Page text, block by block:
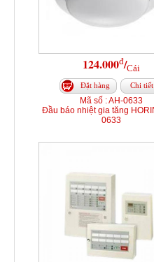
124.000đ/Cái
Đặt hàng Chi tiết
Mã số : AH-0633
Đầu báo nhiệt gia tăng
0633